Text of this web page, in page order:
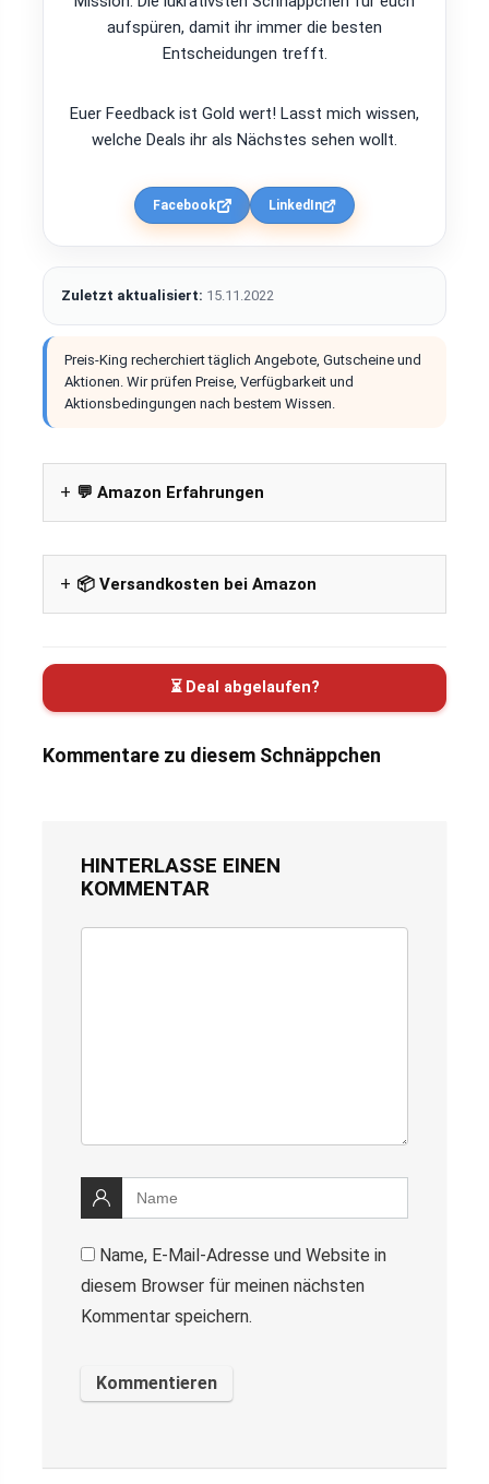
aufspüren, damit ihr immer die besten
Entscheidungen trefft.
Euer Feedback ist Gold wert! Lasst mich wissen,
welche Deals ihr als Nächstes sehen wollt.
Facebook LinkedIn
Zuletzt aktualisiert: 15.11.2022
Preis-King recherchiert täglich Angebote, Gutscheine und
Aktionen. Wir prüfen Preise, Verfügbarkeit und
Aktionsbedingungen nach bestem Wissen.
💬 Amazon Erfahrungen
📦 Versandkosten bei Amazon
⏳ Deal abgelaufen?
Kommentare zu diesem Schnäppchen
HINTERLASSE EINEN
KOMMENTAR
Name, E-Mail-Adresse und Website in
diesem Browser für meinen nächsten
Kommentar speichern.